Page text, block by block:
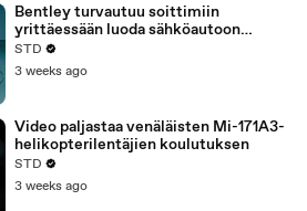
Bentley turvautuu soittimiin
yrittäessään luoda sähköautoon
polttomoottorien tunnetta
STD
3 weeks ago
Video paljastaa venäläisten Mi-171A3-
helikopterilentäjien koulutuksen
STD
3 weeks ago